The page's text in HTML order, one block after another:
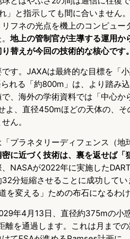
」と指示しても間に合いません
フネの光点を機上のコンピュー
地上の管制官が主導する運用か
えが今回の技術的な核心です。
す。JAXAは最終的な目標を「
れる「約800m」は、より踏み
、海外の学術資料では「中心か
よ、直径450mほどの天体の、そ
ん。
プラネタリーディフェンス（地
に近づく技術は、裏を返せば「
、NASAが2022年に実施した
分短縮させることに成功してい
変える」ための布石になるわけ
年4月13日、直径約375mの小
を通過します。これは月までの